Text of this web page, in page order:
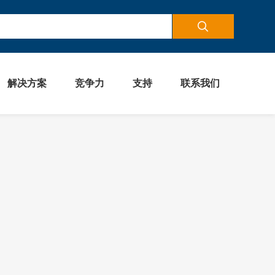
解决方案 竞争力 支持 联系我们